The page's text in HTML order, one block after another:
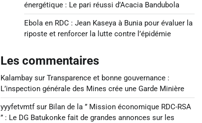
énergétique : Le pari réussi d’Acacia Bandubola
Ebola en RDC : Jean Kaseya à Bunia pour évaluer la
riposte et renforcer la lutte contre l’épidémie
Les commentaires
Kalambaysur Transparence et bonne gouvernance :
L’inspection générale des Mines crée une Garde Minière
yyyfetvmtfsur Bilan de la ” Mission économique RDC-RSA
” : Le DG Batukonke fait de grandes annonces sur les